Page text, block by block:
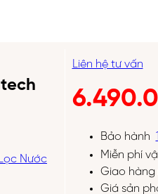
Nước
Liên hệ tư vấn
Bảo hành
Miễn phí
Giao
Giá sản